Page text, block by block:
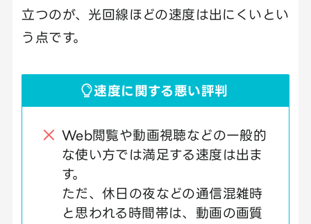
立つのが、光回線ほどの速度は出にくいとい
う点です。
速度に関する悪い評判
Web閲覧や動画視聴などの一般的
な使い方では満足する速度は出ま
す。
ただ、休日の夜などの通信混雑時
と思われる時間帯は、動画の画質